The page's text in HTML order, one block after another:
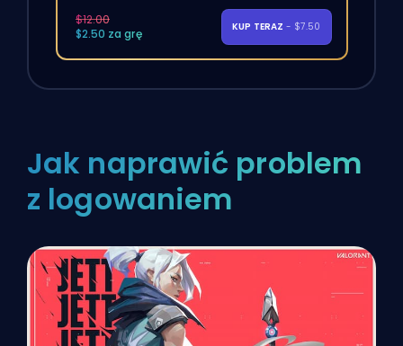
$12.00
$2.50 za grę
KUP TERAZ - $7.50
Jak naprawić problem
z logowaniem